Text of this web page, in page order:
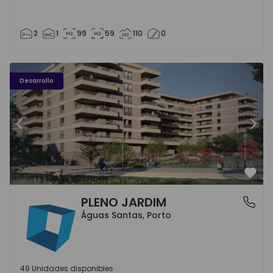
2 1 99 59 110 0
Desarrollo
PLENO JARDIM - 3
Anterior
Águas Santas, PortoPLENO JARDIM
Águas Santas, Porto
49 Unidades disponibles